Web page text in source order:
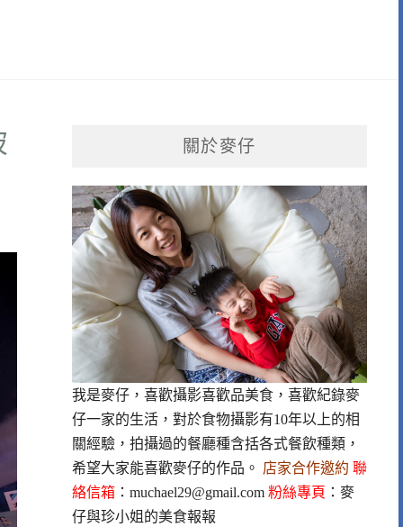
關於麥仔
我是麥仔，喜歡攝影喜歡品美食，喜歡紀錄麥
仔一家的生活，對於食物攝影有10年以上的相
關經驗，拍攝過的餐廳種含括各式餐飲種類，
希望大家能喜歡麥仔的作品。 店家合作邀約 聯
絡信箱： muchael29@gmail.com 粉絲專頁 ： 麥
仔與珍小姐的美食報報